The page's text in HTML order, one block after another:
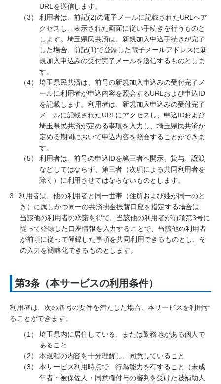
URLを送信します。
利用者は、前記(2)の電子メールに記載されたURLへア
クセスし、表示された画面に従い手続きを行うものと
します。埼玉県民共済は、新規加入申込手続きが完了
した場合、前記(1)で登録した電子メールアドレスに新
規加入申込みの受付完了メールを送信するものとしま
す。
埼玉県民共済は、前号の新規加入申込みの受付完了メ
ールに利用者が申込内容を照会するURLおよび申込ID
を記載します。利用者は、新規加入申込みの受付完了
メールに記載されたURLにアクセスし、申込IDおよび
埼玉県民共済が定める事項を入力し、埼玉県民共済が
定める期間において申込内容を照会することができま
す。
利用者は、前号の申込IDを第三者へ開示、貸与、譲渡
などしてはならず、第三者（次項による共同利用者を
除く）に利用させてはならないものとします。
3
利用者は、他の利用者と同一世帯（住所および姓が同一のと
き）に属しかつ同一の共済掛金振替口座を指定する場合は、
当該他の利用者の承諾を得て、当該他の利用者が前項第3号に
従って登録した口座情報を入力することで、当該他の利用者
が前項に従って登録した事項を共同利用できるものとし、そ
の入力を簡略化できるものとします。
第3条（本サービスの利用条件）
利用者は、次の各号の要件を満たした場合、本サービスを利用す
ることができます。
埼玉県内に居住している、または勤務地がある個人で
あること
本規程の内容を十分理解し、同意していること
本サービス利用時点で、行為能力を有すること（未成
年者・被保佐人・同意権付与の審判を受けた被補助人